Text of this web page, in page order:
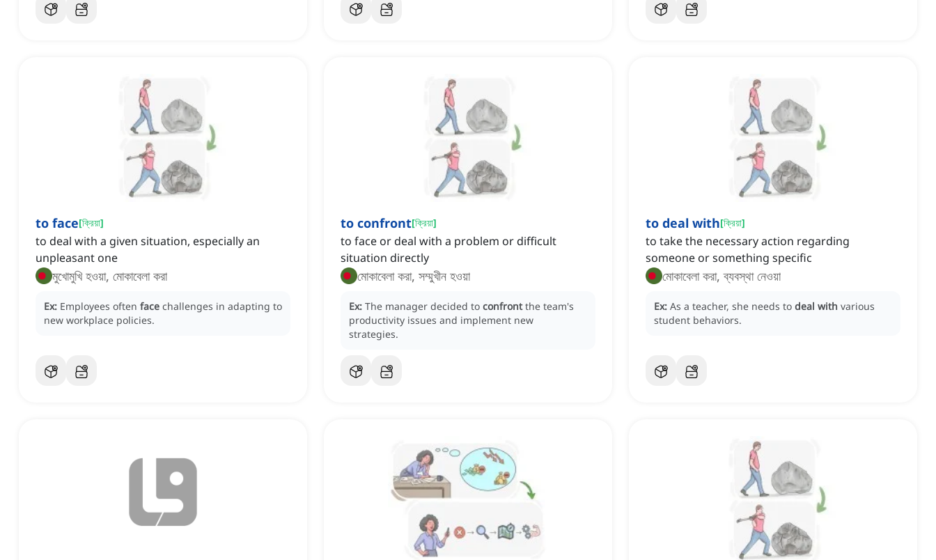
to face[ক্রিয়া]
to deal with a given situation, especially an
unpleasant one
মুখোমুখি হওয়া, মোকাবেলা করা
Ex: Employees often face challenges in adapting to
new workplace policies.
to confront[ক্রিয়া]
to face or deal with a problem or difficult
situation directly
মোকাবেলা করা, সম্মুখীন হওয়া
Ex: The manager decided to confront the team's
productivity issues and implement new
strategies.
to deal with[ক্রিয়া]
to take the necessary action regarding
someone or something specific
মোকাবেলা করা, ব্যবস্থা নেওয়া
Ex: As a teacher, she needs to deal with various
student behaviors.